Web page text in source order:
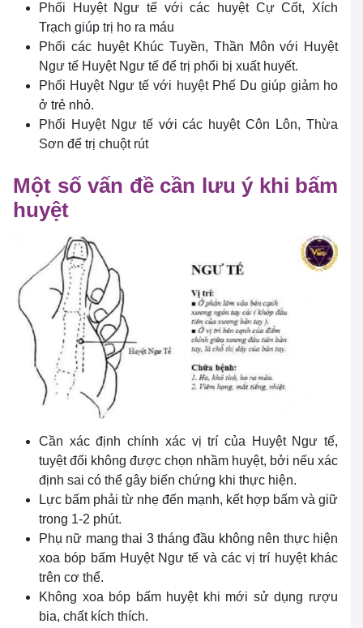
Phối Huyệt Ngư tế với các huyệt Cự Cốt, Xích
Trạch giúp trị ho ra máu
Phối các huyệt Khúc Tuyền, Thần Môn với Huyệt
Ngư tế Huyệt Ngư tế để trị phổi bị xuất huyết.
Phối Huyệt Ngư tế với huyệt Phế Du giúp giảm ho
ở trẻ nhỏ.
Phối Huyệt Ngư tế với các huyệt Côn Lôn, Thừa
Sơn để trị chuột rút
Một số vấn đề cần lưu ý khi bấm
huyệt
Cần xác định chính xác vị trí của Huyệt Ngư tế,
tuyệt đối không được chọn nhầm huyệt, bởi nếu xác
định sai có thể gây biến chứng khi thực hiện.
Lực bấm phải từ nhẹ đến mạnh, kết hợp bấm và giữ
trong 1-2 phút.
Phụ nữ mang thai 3 tháng đầu không nên thực hiện
xoa bóp bấm Huyệt Ngư tế và các vị trí huyệt khác
trên cơ thể.
Không xoa bóp bấm huyệt khi mới sử dụng rượu
bia, chất kích thích.